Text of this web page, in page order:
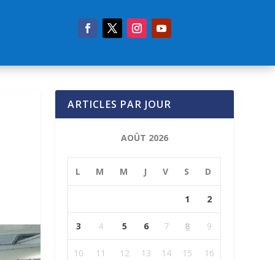
ARTICLES PAR JOUR
AOÛT 2026
L M M J V S D
1 2
3 4 5 6 7 8 9
10 11 12 13 14 15 16